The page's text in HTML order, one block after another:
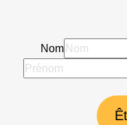
Nom